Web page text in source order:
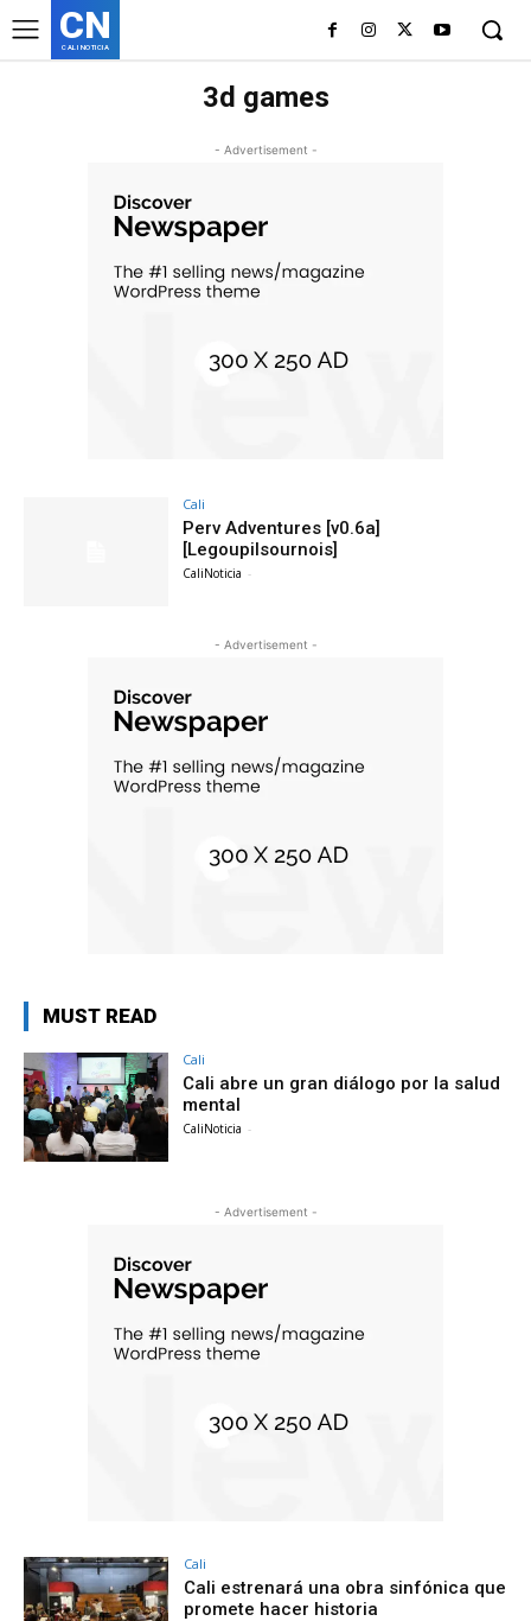
CN
CALI NOTICIA
3d games
- Advertisement -
Cali
Perv Adventures [v0.6a]
[Legoupilsournois]
CaliNoticia -
- Advertisement -
MUST READ
Cali
Cali abre un gran diálogo por la salud
mental
CaliNoticia -
- Advertisement -
Cali
Cali estrenará una obra sinfónica que
promete hacer historia